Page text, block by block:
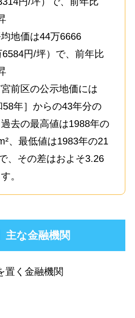
均地価は44万6666
6584円/坪）で、前年比
前区の公示地価には
年］からの43年分の
去の最高値は1988年の
、最低値は1983年の21
、その差はおよそ3.26
。
主な金融機関
置く金融機関